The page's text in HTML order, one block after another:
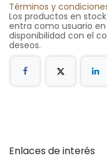
Términos y
Los productos en
entra como usuario en
disponibilidad con el
deseos.
Enlaces de interés